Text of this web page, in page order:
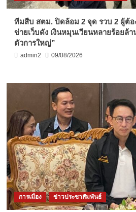
ทีมสืบ สตม. ปิดล้อม 2 จุด รวบ 2 ผู้ต้อ
ข่ายเว็บดัง เงินหมุนเวียนหลายร้อยล้า
ตัวการใหญ่”
admin2 09/08/2026
การเมือง ข่าวประชาสัมพันธ์